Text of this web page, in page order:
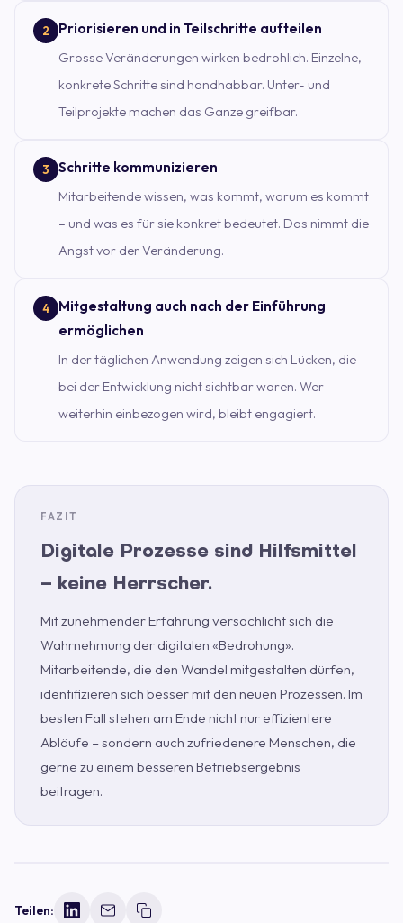
2 Priorisieren und in Teilschritte aufteilen
Grosse Veränderungen wirken bedrohlich. Einzelne,
konkrete Schritte sind handhabbar. Unter- und
Teilprojekte machen das Ganze greifbar.
3 Schritte kommunizieren
Mitarbeitende wissen, was kommt, warum es kommt
– und was es für sie konkret bedeutet. Das nimmt die
Angst vor der Veränderung.
4
Mitgestaltung auch nach der Einführung
ermöglichen
In der täglichen Anwendung zeigen sich Lücken, die
bei der Entwicklung nicht sichtbar waren. Wer
weiterhin einbezogen wird, bleibt engagiert.
Digitale Prozesse sind Hilfsmittel
– keine Herrscher.
Mit zunehmender Erfahrung versachlicht sich die
Wahrnehmung der digitalen «Bedrohung».
Mitarbeitende, die den Wandel mitgestalten dürfen,
identifizieren sich besser mit den neuen Prozessen. Im
besten Fall stehen am Ende nicht nur effizientere
Abläufe – sondern auch zufriedenere Menschen, die
gerne zu einem besseren Betriebsergebnis
beitragen.
Teilen: